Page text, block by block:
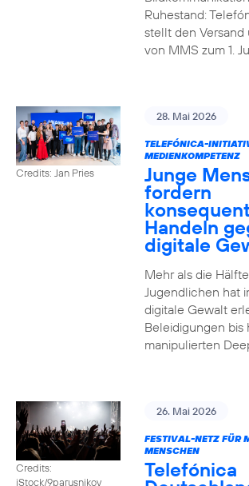
Ruhestand:
stellt den Versand
von MMS zum 1.
Credits: Jan Pries
28. Mai 2026
TELEFÓNICA-
MEDIENKOMPETENZ
Junge
fordern
Handeln
digitale
Mehr als die
Jugendlichen hat
digitale Gewalt
Beleidigungen bis
manipulierten
Credits:
iStock/9parusnikov
26. Mai 2026
FESTIVAL-NETZ FÜR
MENSCHEN
Telefónica